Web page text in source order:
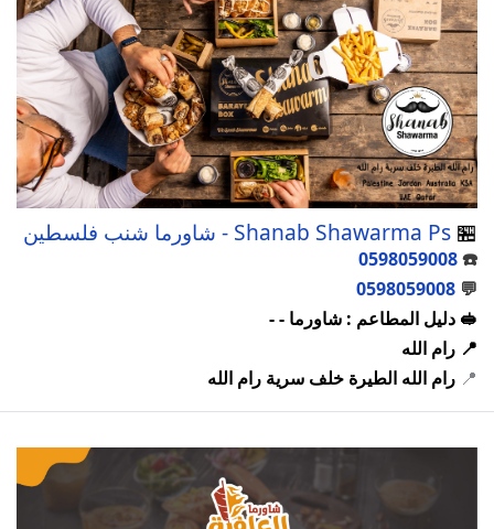
🏪 Shanab Shawarma Ps - شاورما شنب فلسطين
☎️
0598059008
💬
0598059008
🥪 دليل المطاعم : شاورما - -
📍 رام الله
📍 رام الله الطيرة خلف سرية رام الله